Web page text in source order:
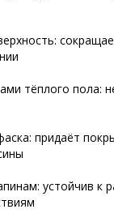
тёплого пола:
придаёт
устойчив к